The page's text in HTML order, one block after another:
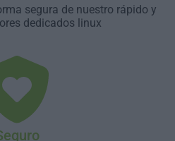
segura de nuestro rápido y
dedicados linux